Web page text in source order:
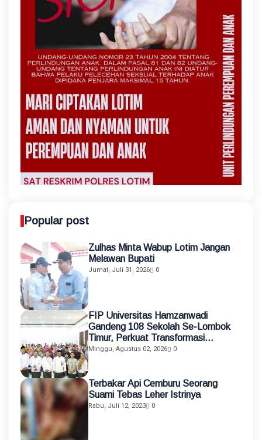
Popular post
Zulhas Minta Wabup Lotim Jangan
Melawan Bupati
Jumat, Juli 31, 2026 0
FIP Universitas Hamzanwadi
Gandeng 108 Sekolah Se-Lombok
Timur, Perkuat Transformasi
Pendidikan melalui Asistensi
Minggu, Agustus 02, 2026 0
Terbakar Api Cemburu Seorang
Suami Tebas Leher Istrinya
Rabu, Juli 12, 2023 0